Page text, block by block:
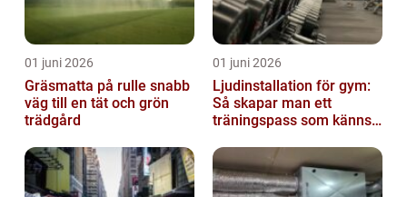
01 juni 2026
Gräsmatta på rulle snabb
väg till en tät och grön
trädgård
01 juni 2026
Ljudinstallation för gym:
Så skapar man ett
träningspass som känns i